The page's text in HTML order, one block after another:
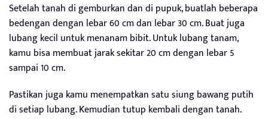
Setelah tanah di gemburkan dan di pupuk, buatlah beberapa
bedengan dengan lebar 60 cm dan lebar 30 cm. Buat juga
lubang kecil untuk menanam bibit. Untuk lubang tanam,
kamu bisa membuat jarak sekitar 20 cm dengan lebar 5
sampai 10 cm.
Pastikan juga kamu menempatkan satu siung bawang putih
di setiap lubang. Kemudian tutup kembali dengan tanah.